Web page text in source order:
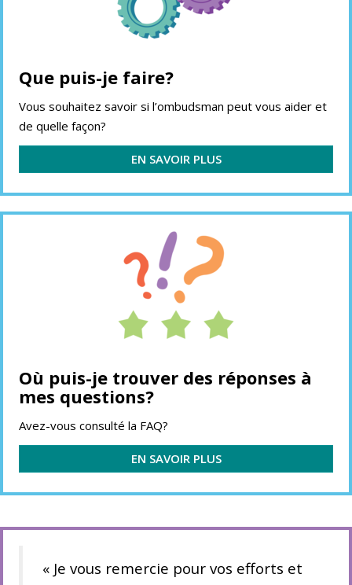
Que puis-je faire?
Vous souhaitez savoir si l’ombudsman peut vous aider et
de quelle façon?
EN SAVOIR PLUS
Où puis-je trouver des réponses à
mes questions?
Avez-vous consulté la FAQ?
EN SAVOIR PLUS
« Je vous remercie pour vos efforts et